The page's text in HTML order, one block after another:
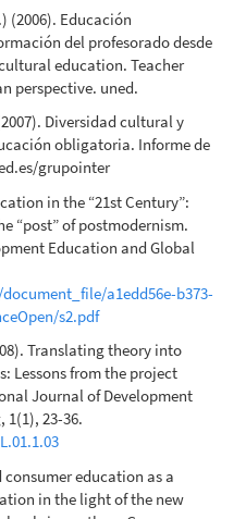
(2006). Educación
del profesorado desde
education. Teacher
perspective. uned.
Diversidad cultural y
obligatoria. Informe de
grupointer
in the “21st Century”:
“post” of postmodernism.
Education and Global
a1edd56e-b373-
s2.pdf
Translating theory into
Lessons from the project
Journal of Development
23-36.
education as a
in the light of the new